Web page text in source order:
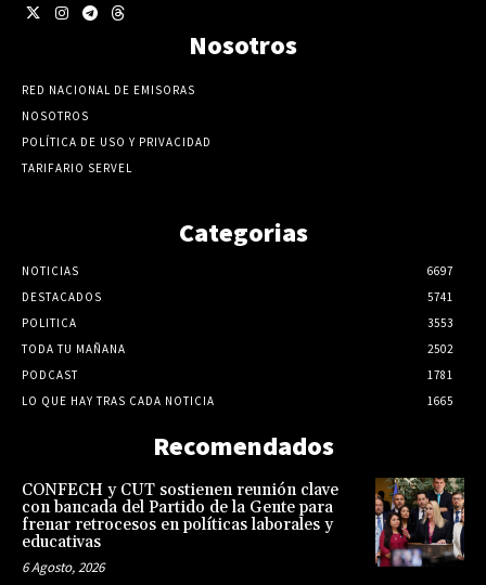
Nosotros
RED NACIONAL DE EMISORAS
NOSOTROS
POLÍTICA DE USO Y PRIVACIDAD
TARIFARIO SERVEL
Categorias
NOTICIAS
6697
DESTACADOS
5741
POLITICA
3553
TODA TU MAÑANA
2502
PODCAST
1781
LO QUE HAY TRAS CADA NOTICIA
1665
Recomendados
CONFECH y CUT sostienen reunión clave
con bancada del Partido de la Gente para
frenar retrocesos en políticas laborales y
educativas
6 Agosto, 2026